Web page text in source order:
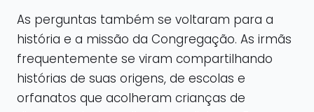
As perguntas também se voltaram para a
história e a missão da Congregação. As irmãs
frequentemente se viram compartilhando
histórias de suas origens, de escolas e
orfanatos que acolheram crianças de